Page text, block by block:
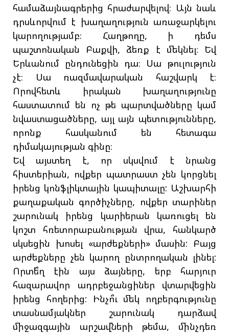
համաձայնագրերից հրաժարվելով։ Այն նաև
դրսևորվում է խաղաղություն առաջարկելու
կարողությամբ։ Հաղթողը, ի դեմս
պաշտոնական Բաքվի, ձեռք է մեկնել։ Եվ
Երևանում ընդունեցին դա։ Սա թուլություն
չէ։ Սա ռազմավարական հաշվարկ է։
Որովհետև իրական խաղաղությունը
հաստատում են ոչ թե պարտվածները կամ
նվաստացածները, այլ այն պետությունները,
որոնք հասկանում են հետագա
դիմակայության գինը։
Եվ այստեղ է, որ սկսվում է նրանց
հիստերիան, ովքեր պատրաստ չեն կորցնել
իրենց կոնֆլիկտային կապիտալը: Աշխարհի
քաղաքական գործիչները, ովքեր տարիներ
շարունակ իրենց կարիերան կառուցել են
կոշտ հռետորաբանության վրա, հանկարծ
սկսեցին խոսել «արժեքների» մասին: Բայց
արժեքները չեն կարող ընտրողական լինել:
Որտե՞ղ էին այս ձայները, երբ հարյուր
հազարավոր ադրբեջանցիներ վտարվեցին
իրենց հողերից: Ինչո՞ւ մեկ ողբերգությունը
տասնամյակներ շարունակ դարձավ
միջազգային արշավների թեմա, մինչդեռ